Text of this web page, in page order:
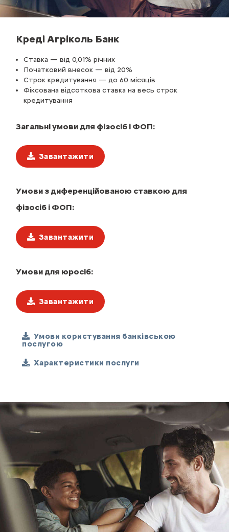
Креді Агріколь Банк
Ставка — від 0,01% річних
Початковий внесок — від 20%
Строк кредитування — до 60 місяців
Фіксована відсоткова ставка на весь строк
кредитування
Загальні умови для фізосіб і ФОП:
Завантажити
Умови з диференційованою ставкою для
фізосіб і ФОП:
Завантажити
Умови для юросіб:
Завантажити
Умови користування банківською
послугою
Характеристики послуги